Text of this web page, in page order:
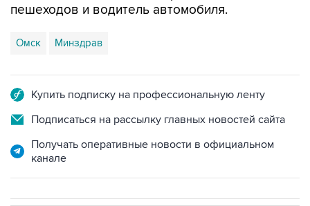
Омск Минздрав
Подписаться на рассылку главных новостей сайта
Получать оперативные новости в официальном